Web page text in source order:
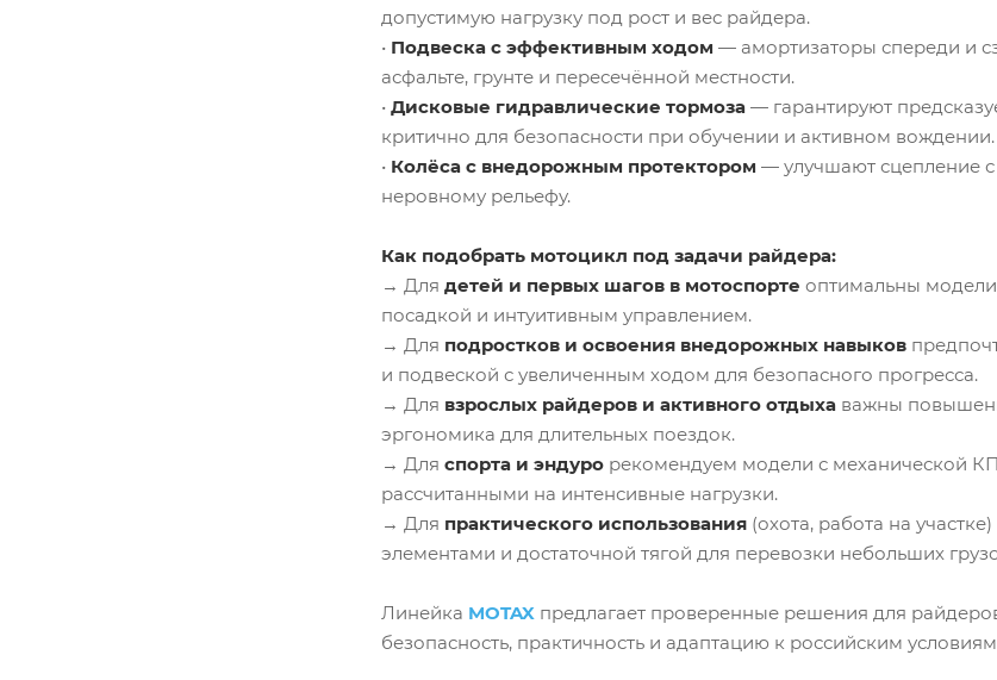
допустимую нагрузку под рост и вес райдера.
• Подвеска с эффективным ходом — амортизаторы спереди и
асфальте, грунте и пересечённой местности.
• Дисковые гидравлические тормоза — гарантируют
критично для безопасности при обучении и активном вождении.
• Колёса с внедорожным протектором — улучшают сцепление с
неровному рельефу.
Как подобрать мотоцикл под задачи райдера:
→ Для детей и первых шагов в мотоспорте оптимальны
посадкой и интуитивным управлением.
→ Для подростков и освоения внедорожных навыков
и подвеской с увеличенным ходом для безопасного прогресса.
→ Для взрослых райдеров и активного отдыха важны
эргономика для длительных поездок.
→ Для спорта и эндуро рекомендуем модели с механической
рассчитанными на интенсивные нагрузки.
→ Для практического использования (охота, работа на
элементами и достаточной тягой для перевозки небольших
Линейка MOTAX предлагает проверенные решения для
безопасность, практичность и адаптацию к российским